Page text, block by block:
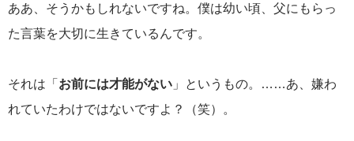
ああ、そうかもしれないですね。僕は幼い頃、父にもらっ
た言葉を大切に生きているんです。
それは「 お前には才能がない 」というもの。……あ、嫌わ
れていたわけではないですよ？（笑）。